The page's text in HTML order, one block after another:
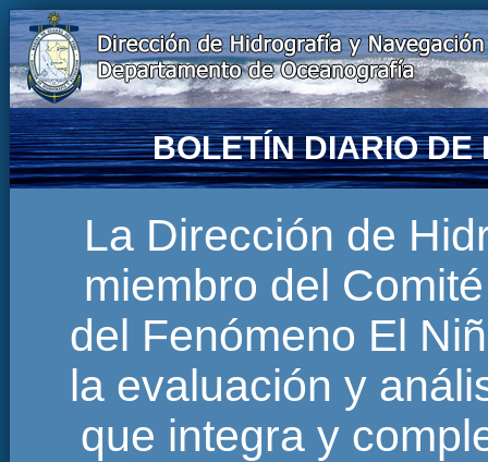
BOLETÍN DIARIO DE
La Dirección de
miembro del
del Fenómeno El
la evaluación y
que integra y